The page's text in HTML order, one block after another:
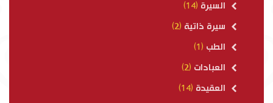
السيرة (14)
سيرة ذاتية (2)
الطب (1)
العبادات (2)
العقيدة (14)